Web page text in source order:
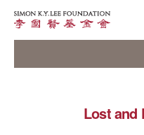
Lost and